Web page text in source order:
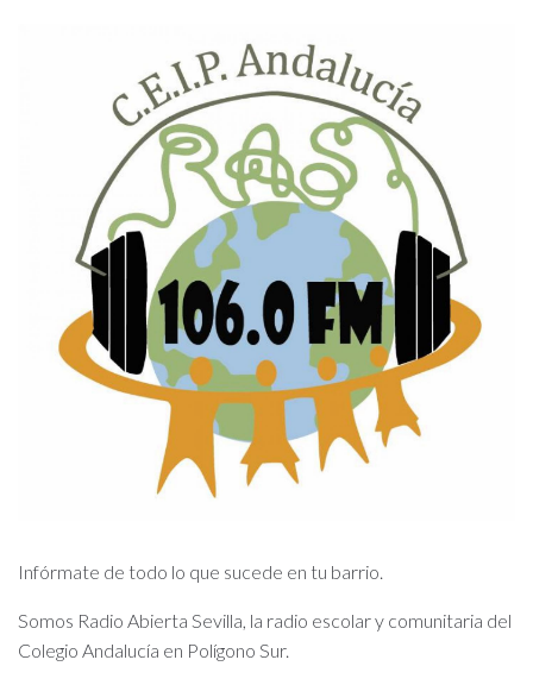
Infórmate de todo lo que sucede en tu barrio.
Somos Radio Abierta Sevilla, la radio escolar y comunitaria del
Colegio Andalucía en Polígono Sur.